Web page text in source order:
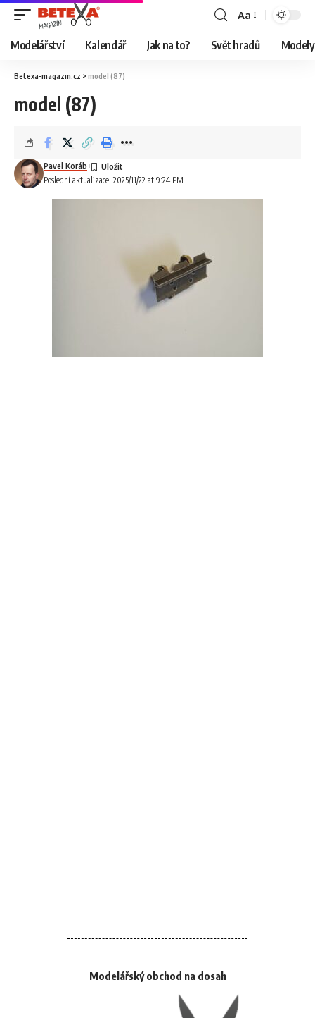
Aa
Modelářství Kalendář Jak na to? Svět hradů
Betexa-magazin.cz >model (87)
model (87)
Poslední aktualizace: 2025/11/22 at 9:24 PM
Pavel Koráb
Modelářský obchod na dosah